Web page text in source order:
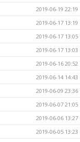
2019-06-19 22:19
2019-06-17 13:19
2019-06-17 13:05
2019-06-17 13:03
2019-06-16 20:52
2019-06-14 14:43
2019-06-09 23:36
2019-06-07 21:05
2019-06-06 13:27
2019-06-05 13:23